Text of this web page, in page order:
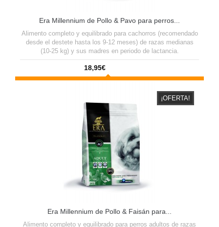
Era Millennium de Pollo & Pavo para perros...
Alimento completo y equilibrado para cachorros (recomendado
desde el destete hasta los 9-12 meses) de razas medianas
(10-25 kg) y sus madres en periodo de lactancia.
18,95€
¡OFERTA!
Era Millennium de Pollo & Faisán para...
Alimento completo y equilibrado para perros adultos de razas